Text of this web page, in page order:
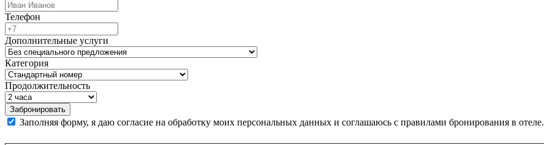
Телефон
Дополнительные услуги
Категория
Продолжительность
Заполняя форму, я даю согласие на обработку моих персональных данных и соглашаюсь с правилами бронирования в отеле.